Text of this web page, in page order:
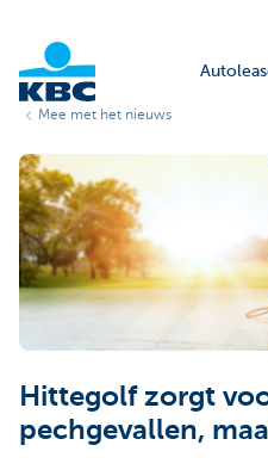
Mee met het nieuws
Hittegolf zorgt
pechgevallen,